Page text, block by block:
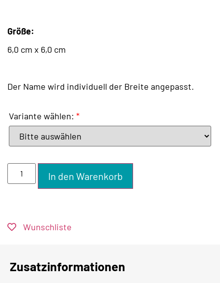
Größe:
6,0 cm x 6,0 cm
Der Name wird individuell der Breite angepasst.
Variante wählen: *
In den Warenkorb
Wunschliste
Zusatzinformationen